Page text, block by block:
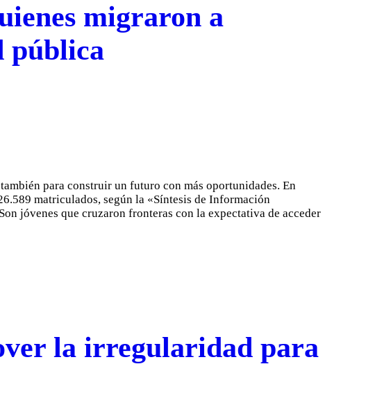
migraron a
pública
para construir un futuro con más oportunidades. En
matriculados, según la «Síntesis de Información
jóvenes que cruzaron fronteras con la expectativa de acceder
la irregularidad para